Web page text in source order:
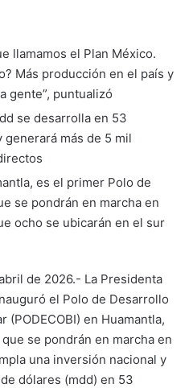
llamamos el Plan México.
Más producción en el país y
gente”, puntualizó
se desarrolla en 53
más de 5 mil
es el primer Polo de
se pondrán en marcha en
ocho se ubicarán en el sur
de 2026.- La Presidenta
el Polo de Desarrollo
(PODECOBI) en Huamantla,
se pondrán en marcha en
una inversión nacional y
dólares (mdd) en 53